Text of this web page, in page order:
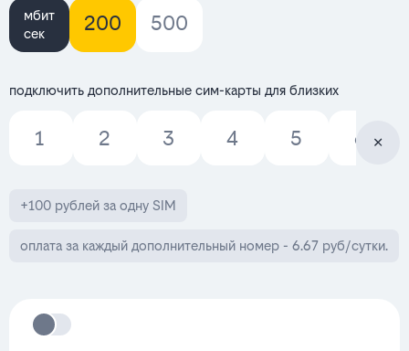
мбит
сек
200 500
подключить дополнительные сим-карты для близких
1 2 3 4 5 6
+100 рублей за одну SIM
оплата за каждый дополнительный номер - 6.67 руб/сутки.